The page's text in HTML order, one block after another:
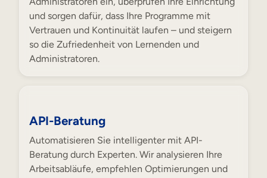
und sorgen dafür, dass Ihre Programme mit
Vertrauen und Kontinuität laufen – und steigern
so die Zufriedenheit von Lernenden und
Administratoren.
API-Beratung
Automatisieren Sie intelligenter mit API-
Beratung durch Experten. Wir analysieren Ihre
Arbeitsabläufe, empfehlen Optimierungen und